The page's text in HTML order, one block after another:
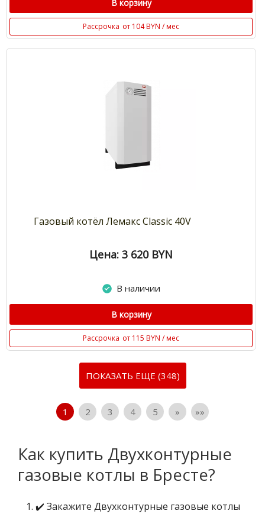
В корзину
Рассрочка от 104 BYN / мес
Газовый котёл Лемакс Classic 40V
Цена: 3 620 BYN
В наличии
В корзину
Рассрочка от 115 BYN / мес
ПОКАЗАТЬ ЕЩЕ (348)
1 2 3 4 5 » »»
Как купить Двухконтурные
газовые котлы в Бресте?
✔️ Закажите Двухконтурные газовые котлы